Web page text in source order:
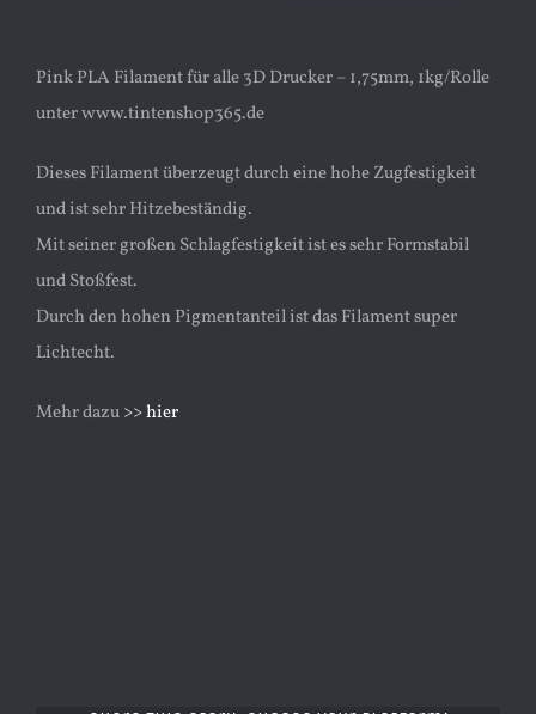
Pink PLA Filament für alle 3D Drucker – 1,75mm, 1kg/Rolle
unter www.tintenshop365.de
Dieses Filament überzeugt durch eine hohe Zugfestigkeit
und ist sehr Hitzebeständig.
Mit seiner großen Schlagfestigkeit ist es sehr Formstabil
und Stoßfest.
Durch den hohen Pigmentanteil ist das Filament super
Lichtecht.
Mehr dazu>> hier